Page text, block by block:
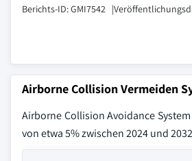
Berichts-ID: GMI7542 |
Airborne Collision Vermeiden
Airborne Collision Avoidance
von etwa 5% zwischen 2024 und